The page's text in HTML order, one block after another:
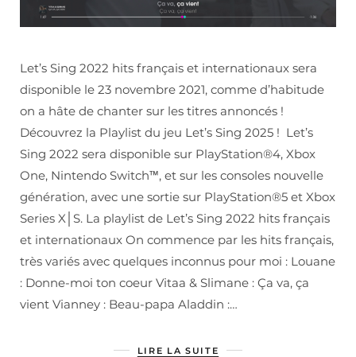
Let’s Sing 2022 hits français et internationaux sera
disponible le 23 novembre 2021, comme d’habitude
on a hâte de chanter sur les titres annoncés !
Découvrez la Playlist du jeu Let’s Sing 2025 ! Let’s
Sing 2022 sera disponible sur PlayStation®4, Xbox
One, Nintendo Switch™, et sur les consoles nouvelle
génération, avec une sortie sur PlayStation®5 et Xbox
Series X│S. La playlist de Let’s Sing 2022 hits français
et internationaux On commence par les hits français,
très variés avec quelques inconnus pour moi : Louane
: Donne-moi ton coeur Vitaa & Slimane : Ça va, ça
vient Vianney : Beau-papa Aladdin :…
LIRE LA SUITE